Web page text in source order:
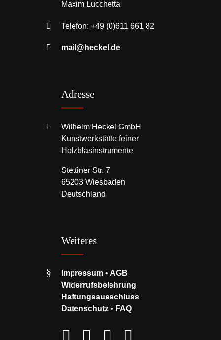
Maxim Lucchetta
Telefon: +49 (0)611 661 82
mail@heckel.de
Adresse
Wilhelm Heckel GmbH
Kunstwerkstätte feiner
Holzblasinstrumente
Stettiner Str. 7
65203 Wiesbaden
Deutschland
Weiteres
Impressum • AGB
Widerrufsbelehrung
Haftungsausschluss
Datenschutz • FAQ